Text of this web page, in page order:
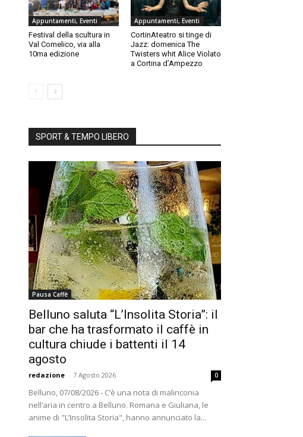
Appuntamenti, Eventi
Festival della scultura in
Val Comelico, via alla
10ma edizione
Appuntamenti, Eventi
CortinAteatro si tinge di
Jazz: domenica The
Twisters whit Alice Violato
a Cortina d’Ampezzo
SPORT & TEMPO LIBERO
Pausa Caffè
Belluno saluta “L’Insolita Storia”: il
bar che ha trasformato il caffè in
cultura chiude i battenti il 14
agosto
redazione - 7 Agosto 2026 0
Belluno, 07/08/2026 - C’è una nota di malinconia
nell’aria in centro a Belluno. Romana e Giuliana, le
anime di "L’Insolita Storia", hanno annunciato la...